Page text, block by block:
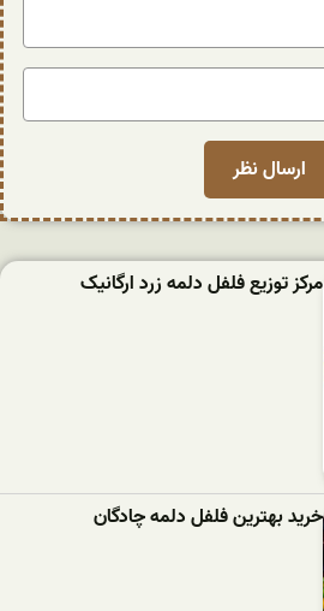
مرکز توزیع فلفل دلمه زرد ارگانیک
خرید بهترین فلفل دلمه‌ چادگان